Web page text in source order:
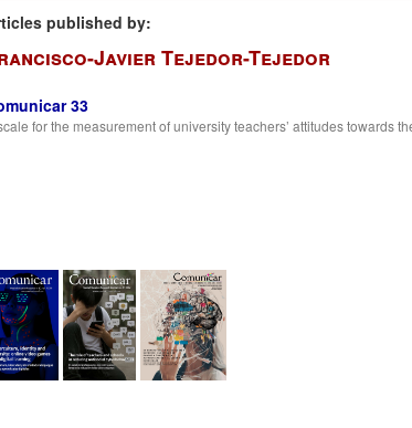
published by:
Javier Tejedor-Tejedor
33
for the measurement of university teachers’ attitudes towards